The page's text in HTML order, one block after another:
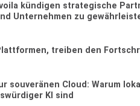
kündigen strategische
Unternehmen zu
treiben den
souveränen Cloud: Warum
KI sind